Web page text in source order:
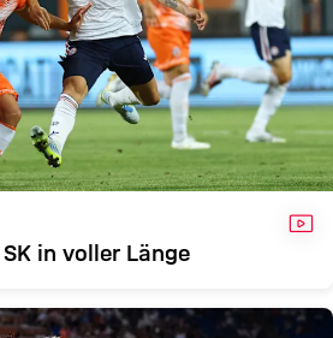
in voller Länge